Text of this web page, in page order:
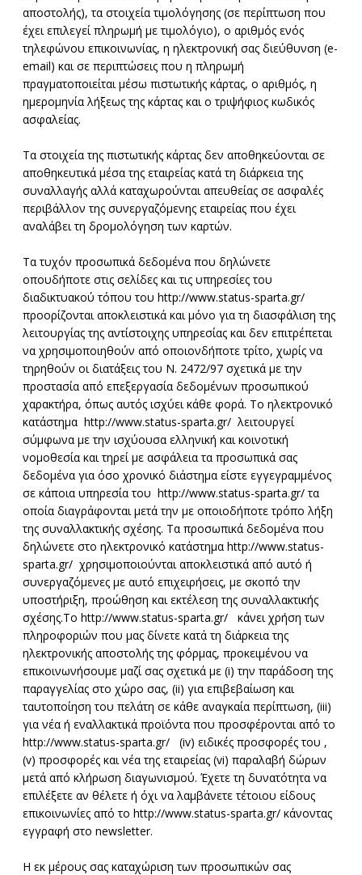
αποστολής), τα στοιχεία τιμολόγησης (σε περίπτωση που
έχει επιλεγεί πληρωμή με τιμολόγιο), ο αριθμός ενός
τηλεφώνου επικοινωνίας, η ηλεκτρονική σας διεύθυνση (e-
email) και σε περιπτώσεις που η πληρωμή
πραγματοποιείται μέσω πιστωτικής κάρτας, ο αριθμός, η
ημερομηνία λήξεως της κάρτας και ο τριψήφιος κωδικός
ασφαλείας.
Τα στοιχεία της πιστωτικής κάρτας δεν αποθηκεύονται σε
αποθηκευτικά μέσα της εταιρείας κατά τη διάρκεια της
συναλλαγής αλλά καταχωρούνται απευθείας σε ασφαλές
περιβάλλον της συνεργαζόμενης εταιρείας που έχει
αναλάβει τη δρομολόγηση των καρτών.
Τα τυχόν προσωπικά δεδομένα που δηλώνετε
οπουδήποτε στις σελίδες και τις υπηρεσίες του
διαδικτυακού τόπου του http://www.status-sparta.gr/
προορίζονται αποκλειστικά και μόνο για τη διασφάλιση της
λειτουργίας της αντίστοιχης υπηρεσίας και δεν επιτρέπεται
να χρησιμοποιηθούν από οποιονδήποτε τρίτο, χωρίς να
τηρηθούν οι διατάξεις του Ν. 2472/97 σχετικά με την
προστασία από επεξεργασία δεδομένων προσωπικού
χαρακτήρα, όπως αυτός ισχύει κάθε φορά. Το ηλεκτρονικό
κατάστημα http://www.status-sparta.gr/ λειτουργεί
σύμφωνα με την ισχύουσα ελληνική και κοινοτική
νομοθεσία και τηρεί με ασφάλεια τα προσωπικά σας
δεδομένα για όσο χρονικό διάστημα είστε εγγεγραμμένος
σε κάποια υπηρεσία του http://www.status-sparta.gr/ τα
οποία διαγράφονται μετά την με οποιοδήποτε τρόπο λήξη
της συναλλακτικής σχέσης. Τα προσωπικά δεδομένα που
δηλώνετε στο ηλεκτρονικό κατάστημα http://www.status-
sparta.gr/ χρησιμοποιούνται αποκλειστικά από αυτό ή
συνεργαζόμενες με αυτό επιχειρήσεις, με σκοπό την
υποστήριξη, προώθηση και εκτέλεση της συναλλακτικής
σχέσης.Το http://www.status-sparta.gr/ κάνει χρήση των
πληροφοριών που μας δίνετε κατά τη διάρκεια της
ηλεκτρονικής αποστολής της φόρμας, προκειμένου να
επικοινωνήσουμε μαζί σας σχετικά με (i) την παράδοση της
παραγγελίας στο χώρο σας, (ii) για επιβεβαίωση και
ταυτοποίηση του πελάτη σε κάθε αναγκαία περίπτωση, (iii)
για νέα ή εναλλακτικά προϊόντα που προσφέρονται από το
http://www.status-sparta.gr/ (iv) ειδικές προσφορές του ,
(v) προσφορές και νέα της εταιρείας (vi) παραλαβή δώρων
μετά από κλήρωση διαγωνισμού. Έχετε τη δυνατότητα να
επιλέξετε αν θέλετε ή όχι να λαμβάνετε τέτοιου είδους
επικοινωνίες από το http://www.status-sparta.gr/ κάνοντας
εγγραφή στο newsletter.
Η εκ μέρους σας καταχώριση των προσωπικών σας